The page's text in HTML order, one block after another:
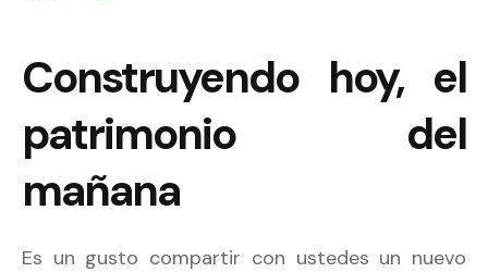
Construyendo hoy, el
patrimonio del
mañana
Es un gusto compartir con ustedes un nuevo